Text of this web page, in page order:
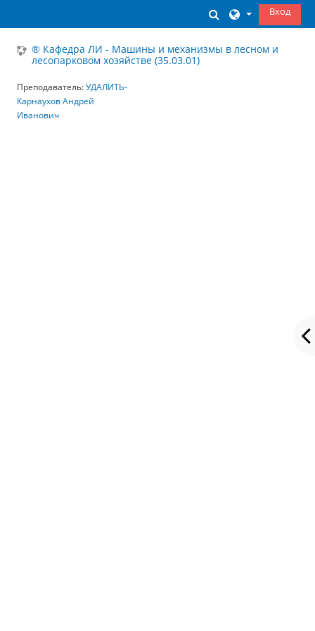
ИзменитьВход
® Кафедра ЛИ - Машины и механизмы в лесном и
лесопарковом хозяйстве (35.03.01)
Преподаватель:УДАЛИТЬ-
Карнаухов Андрей
Иванович